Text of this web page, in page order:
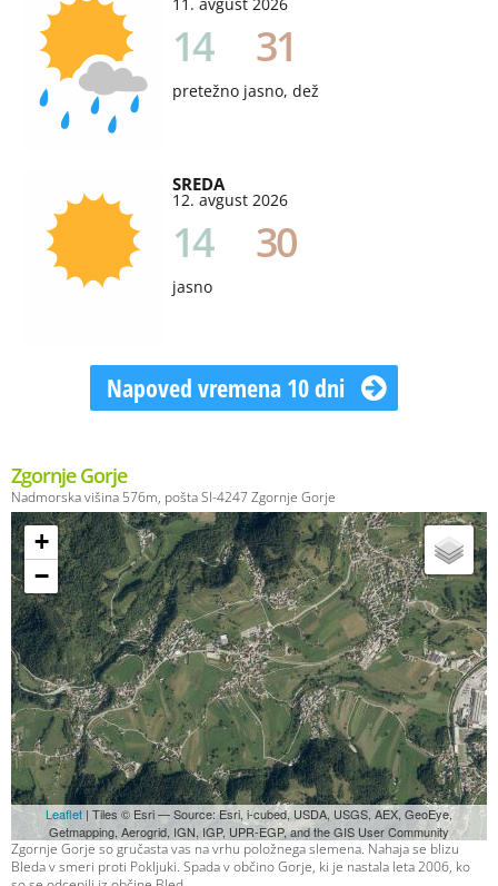
14 31
pretežno jasno, dež
SREDA
12. avgust 2026
14 30
jasno
Napoved vremena 10 dni
Zgornje Gorje
Nadmorska višina 576m, pošta SI-4247 Zgornje Gorje
+
−
Leaflet | Tiles © Esri — Source: Esri, i-cubed, USDA, USGS, AEX, GeoEye,
Getmapping, Aerogrid, IGN, IGP, UPR-EGP, and the GIS User Community
Zgornje Gorje so gručasta vas na vrhu položnega slemena. Nahaja se blizu
Bleda v smeri proti Pokljuki. Spada v občino Gorje, ki je nastala leta 2006, ko